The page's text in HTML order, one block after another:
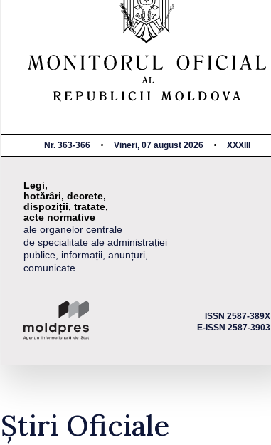
Nr. 363-366 Vineri, 07 august 2026 XXXIII
Legi,
hotărâri, decrete,
dispoziții, tratate,
acte normative
ale organelor centrale
de specialitate ale administrației
publice, informații, anunțuri,
comunicate
ISSN 2587-389X
E-ISSN 2587-3903
Știri Oficiale